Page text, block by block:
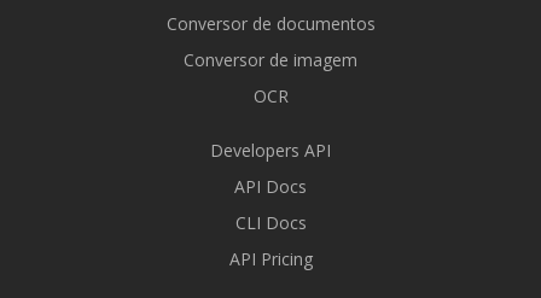
Conversor de documentos
Conversor de imagem
OCR
Developers API
API Docs
CLI Docs
API Pricing